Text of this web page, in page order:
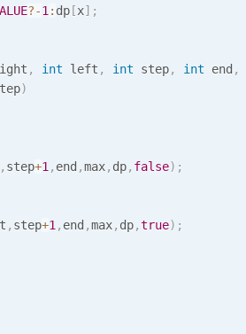
?-1: dp[x] ;
, int left , int step, int end ,
)
, step+1, end ,max, dp, false) ;
, step+1, end ,max, dp,true) ;